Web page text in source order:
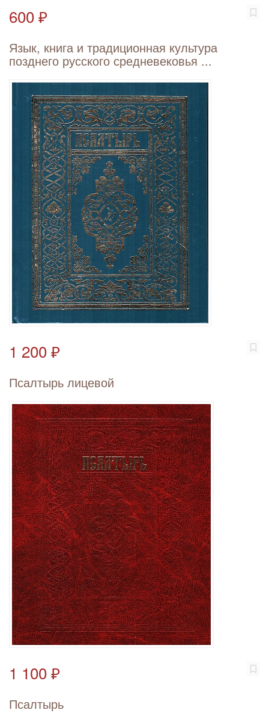
600 ₽
Язык, книга и традиционная культура
позднего русского средневековья ...
1 200 ₽
Псалтырь лицевой
1 100 ₽
Псалтырь